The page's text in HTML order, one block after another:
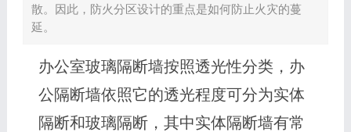
散。因此，防火分区设计的重点是如何防止火灾的蔓
延。
办公室玻璃隔断墙按照透光性分类，办
公隔断墙依照它的透光程度可分为实体
隔断和玻璃隔断，其中实体隔断墙有常